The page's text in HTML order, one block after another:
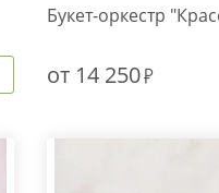
Букет-оркестр
от 14 250